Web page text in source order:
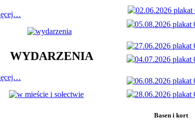
WYDARZENIA
Basen i kort